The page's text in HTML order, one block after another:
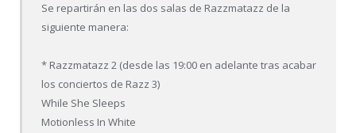
Se repartirán en las dos salas de Razzmatazz de la
siguiente manera:
* Razzmatazz 2 (desde las 19:00 en adelante tras acabar
los conciertos de Razz 3)
While She Sleeps
Motionless In White